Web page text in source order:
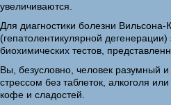
увеличиваются.
Для диагностики болезни Вильсона-
(гепатолентикулярной
биохимических тестов,
Вы, безусловно, человек разумный и
стрессом без таблеток, алкоголя
кофе и сладостей.